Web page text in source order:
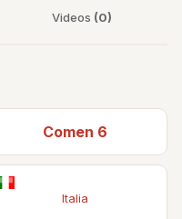
Videos (0)
Comen 6
Italia